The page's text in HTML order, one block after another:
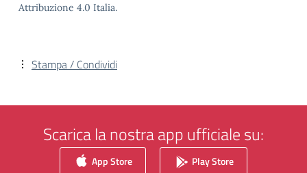
Attribuzione 4.0 Italia.
Stampa / Condividi
Scarica la nostra app ufficiale su:
App Store Play Store